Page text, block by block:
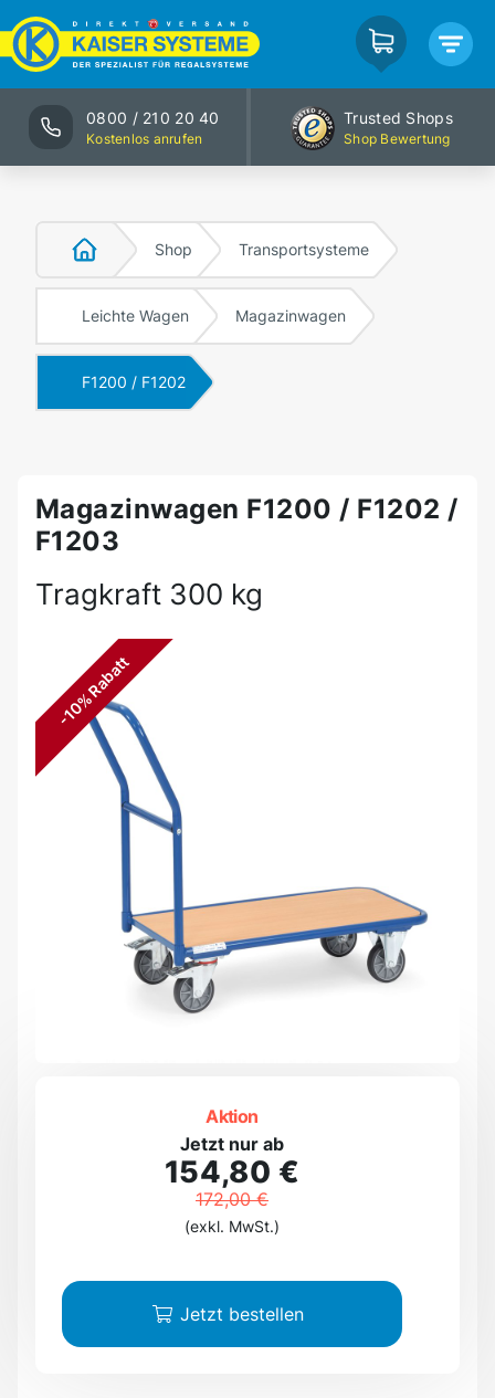
0800 / 210 20 40
Kostenlos anrufen
Trusted Shops
Shop Bewertung
Shop Transportsysteme
Leichte Wagen Magazinwagen
F1200 / F1202
Magazinwagen F1200 / F1202 /
F1203
Tragkraft 300 kg
-10% Rabatt
Aktion
Jetzt nur ab
154,80 €
172,00 €
(exkl. MwSt.)
Jetzt bestellen